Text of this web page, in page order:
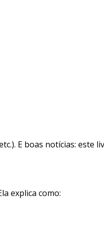
E boas notícias: este
explica como: